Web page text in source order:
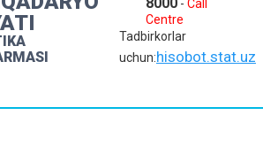
- Call
Centre
Tadbirkorlar
uchun:hisobot.stat.uz
XIZMATLAR
MATBUOT XIZMATI
KONTAKTLAR